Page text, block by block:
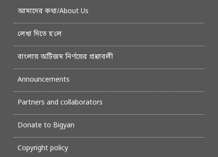
আমাদের কথা/About Us
লেখা দিতে হ’লে
বাংলায় অটিজম নির্ণয়ের প্রশ্নাবলী
Announcements
Partners and collaborators
Donate to Bigyan
Copyright policy